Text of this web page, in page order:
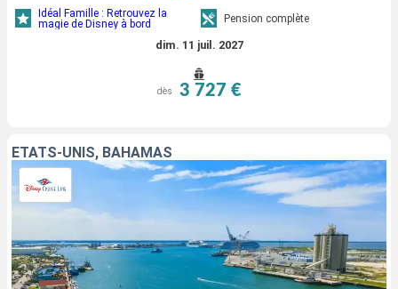
Idéal Famille : Retrouvez la
magie de Disney à bord
Pension complète
dim. 11 juil. 2027
dès 3 727 €
ÉTATS-UNIS, BAHAMAS